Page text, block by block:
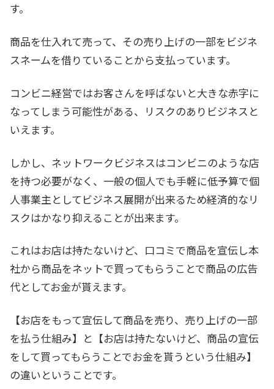
す。
商品を仕入れて売って、その売り上げの一部をビジネ
スネームを借りていることから支払っています。
コンビニ経営ではお客さんを呼ばないと大きな赤字に
なってしまう可能性がある、リスクのありビジネスと
いえます。
しかし、ネットワークビジネスはコンビニのような店
を持つ必要がなく、一般の個人でも手軽に低予算で個
人事業主としてビジネス展開が出来るため経済的なリ
スクはかなり抑えることが出来ます。
これはお店は持たないけど、口コミで商品を宣伝し本
社から商品をネットで買ってもらうことで商品の広告
代としてお金が貰えます。
【お店をもって宣伝して商品を売り、売り上げの一部
を払う仕組み】と【お店は持たないけど、商品の宣伝
をして買ってもらうことでお金を貰うという仕組み】
の違いということです。